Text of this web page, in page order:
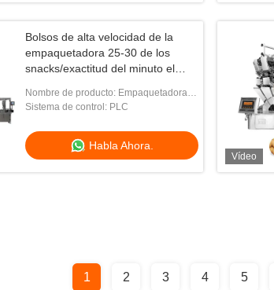
Bolsos de alta velocidad de la
empaquetadora 25-30 de los
snacks/exactitud del minuto el
Nombre de producto: Empaquetadora
de los snacks
Sistema de control: PLC
Habla Ahora.
Vídeo
1 2 3 4 5